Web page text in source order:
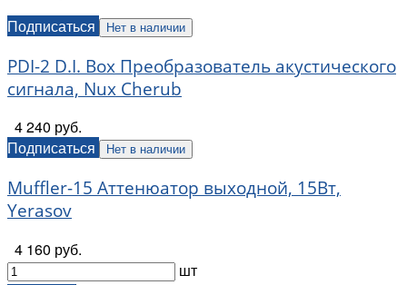
Подписаться Нет в наличии
PDI-2 D.I. Box Преобразователь акустического
сигнала, Nux Cherub
4 240 руб.
Подписаться
Нет в наличии
Muffler-15 Аттенюатор выходной, 15Вт,
Yerasov
4 160 руб.
шт